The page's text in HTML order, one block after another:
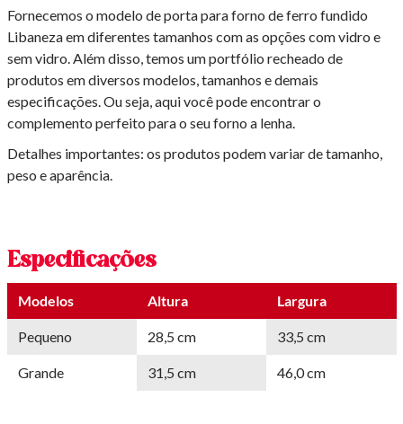
Fornecemos o modelo de porta para forno de ferro fundido
Libaneza em diferentes tamanhos com as opções com vidro e
sem vidro. Além disso, temos um portfólio recheado de
produtos em diversos modelos, tamanhos e demais
especificações. Ou seja, aqui você pode encontrar o
complemento perfeito para o seu forno a lenha.
Detalhes importantes: os produtos podem variar de tamanho,
peso e aparência.
Especificações
Modelos Altura Largura
Pequeno 28,5 cm 33,5 cm
Grande 31,5 cm 46,0 cm